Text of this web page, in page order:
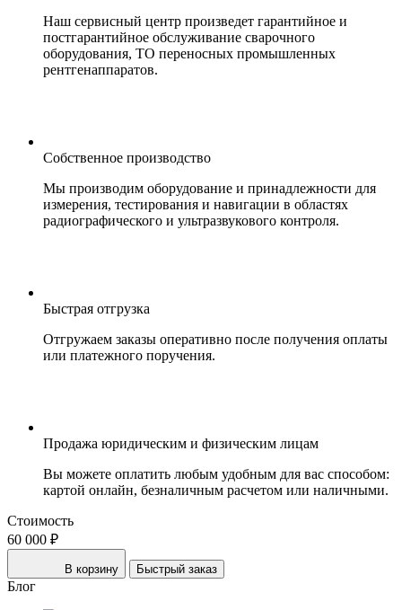
Наш сервисный центр произведет гарантийное и
постгарантийное обслуживание сварочного
оборудования, ТО переносных промышленных
рентгенаппаратов.
Собственное производство
Мы производим оборудование и принадлежности для
измерения, тестирования и навигации в областях
радиографического и ультразвукового контроля.
Быстрая отгрузка
Отгружаем заказы оперативно после получения оплаты
или платежного поручения.
Продажа юридическим и физическим лицам
Вы можете оплатить любым удобным для вас способом:
картой онлайн, безналичным расчетом или наличными.
Стоимость
60 000 ₽
В корзину Быстрый заказ
Блог